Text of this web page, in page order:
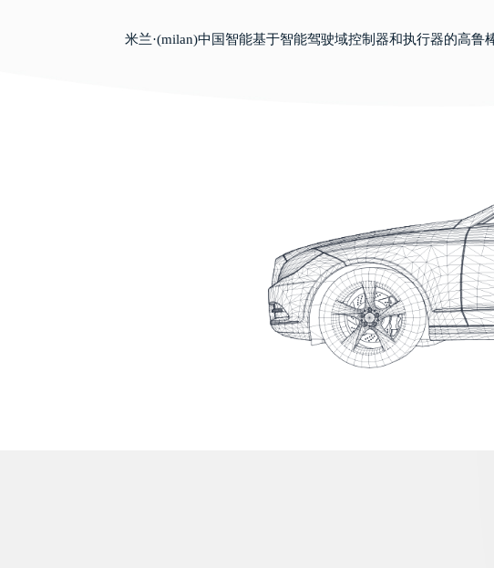
米兰·(milan)中国智能基于智能驾驶域控制器和执行器的高